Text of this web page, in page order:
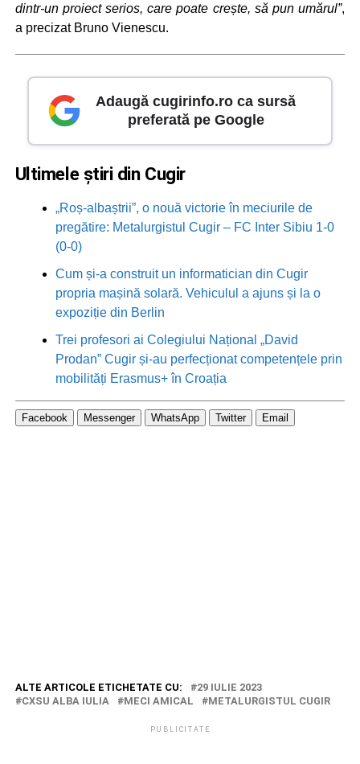
dintr-un proiect serios, care poate crește, să pun umărul”,
a precizat Bruno Vienescu.
Adaugă cugirinfo.ro ca sursă
preferată pe Google
Ultimele știri din Cugir
„Roș-albaștrii”, o nouă victorie în meciurile de
pregătire: Metalurgistul Cugir – FC Inter Sibiu 1-0
(0-0)
Cum și-a construit un informatician din Cugir
propria mașină solară. Vehiculul a ajuns și la o
expoziție din Berlin
Trei profesori ai Colegiului Național „David
Prodan” Cugir și-au perfecționat competențele prin
mobilități Erasmus+ în Croația
Facebook Messenger WhatsApp Twitter Email
ALTE ARTICOLE ETICHETATE CU:
29 IULIE 2023
CXSU ALBA IULIA
MECI AMICAL METALURGISTUL CUGIR
PUBLICITATE